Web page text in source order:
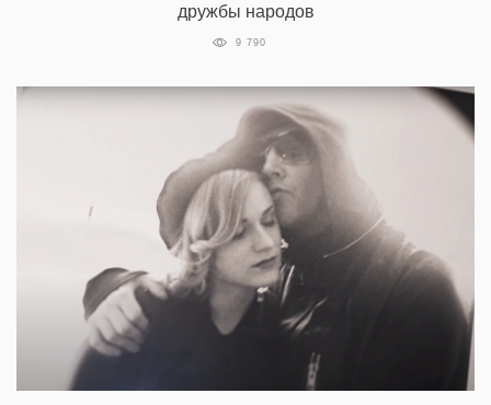
дружбы народов
9 790